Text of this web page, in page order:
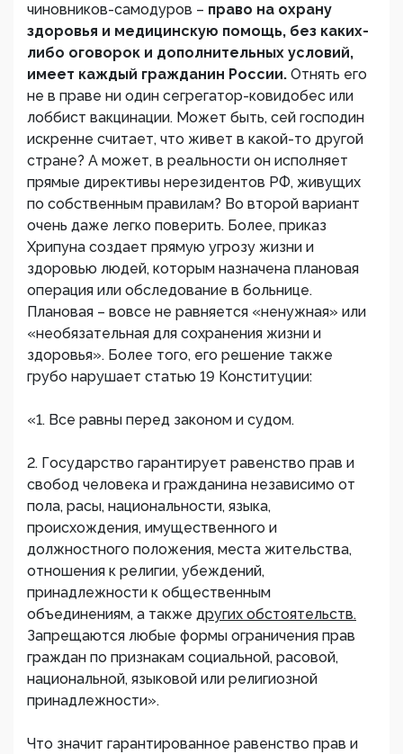
чиновников-самодуров – право на охрану
здоровья и медицинскую помощь, без каких-
либо оговорок и дополнительных условий,
имеет каждый гражданин России. Отнять его
не в праве ни один сегрегатор-ковидобес или
лоббист вакцинации. Может быть, сей господин
искренне считает, что живет в какой-то другой
стране? А может, в реальности он исполняет
прямые директивы нерезидентов РФ, живущих
по собственным правилам? Во второй вариант
очень даже легко поверить. Более, приказ
Хрипуна создает прямую угрозу жизни и
здоровью людей, которым назначена плановая
операция или обследование в больнице.
Плановая – вовсе не равняется «ненужная» или
«необязательная для сохранения жизни и
здоровья». Более того, его решение также
грубо нарушает статью 19 Конституции:
«1. Все равны перед законом и судом.
2. Государство гарантирует равенство прав и
свобод человека и гражданина независимо от
пола, расы, национальности, языка,
происхождения, имущественного и
должностного положения, места жительства,
отношения к религии, убеждений,
принадлежности к общественным
объединениям, а также других обстоятельств.
Запрещаются любые формы ограничения прав
граждан по признакам социальной, расовой,
национальной, языковой или религиозной
принадлежности».
Что значит гарантированное равенство прав и